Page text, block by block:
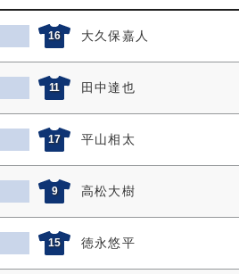
16 大久保嘉人
11 田中達也
17 平山相太
9 高松大樹
15 徳永悠平